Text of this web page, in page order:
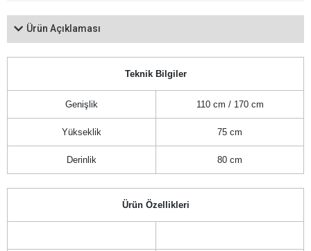
Ürün Açıklaması
Teknik Bilgiler
Genişlik 110 cm / 170 cm
Yükseklik 75 cm
Derinlik 80 cm
Ürün Özellikleri